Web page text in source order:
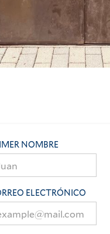
NOMBRE
ELECTRÓNICO